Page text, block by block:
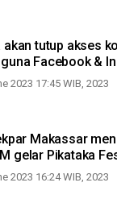
akan tutup akses
Facebook &
2023 17:45 WIB, 2023
Makassar
gelar Pikataka
2023 16:24 WIB, 2023